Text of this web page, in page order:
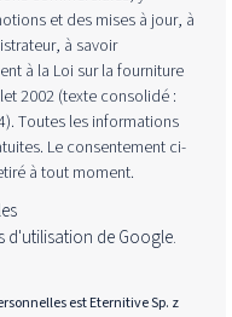
et des mises à jour, à
à savoir
à la Loi sur la fourniture
2002 (texte consolidé :
Toutes les informations
Le consentement ci-
à tout moment.
d'utilisation de Google.
est Eternitive Sp. z